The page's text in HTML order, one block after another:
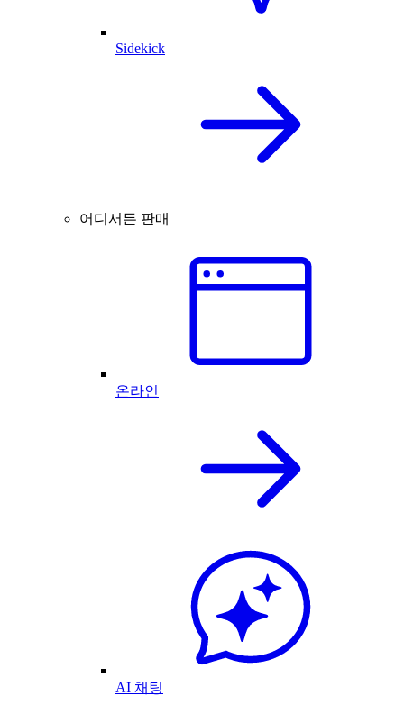
Sidekick
어디서든 판매
온라인
AI 채팅